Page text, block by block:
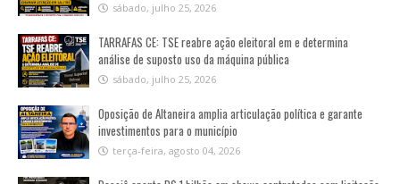
sábado, julho 25, 2026
TARRAFAS CE: TSE reabre ação eleitoral em e determina
análise de suposto uso da máquina pública
sábado, julho 25, 2026
Oposição de Altaneira amplia articulação política e garante
investimentos para o município
terça-feira, agosto 04, 2026